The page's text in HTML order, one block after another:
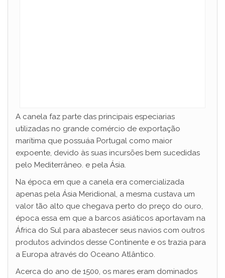
A canela faz parte das principais especiarias
utilizadas no grande comércio de exportação
marítima que possuáa Portugal como maior
expoente, devido às suas incursões bem sucedidas
pelo Mediterrâneo. e pela Ásia.
Na época em que a canela era comercializada
apenas pela Ásia Meridional, a mesma custava um
valor tão alto que chegava perto do preço do ouro,
época essa em que a barcos asiáticos aportavam na
África do Sul para abastecer seus navios com outros
produtos advindos desse Continente e os trazia para
a Europa através do Oceano Atlântico.
Acerca do ano de 1500, os mares eram dominados